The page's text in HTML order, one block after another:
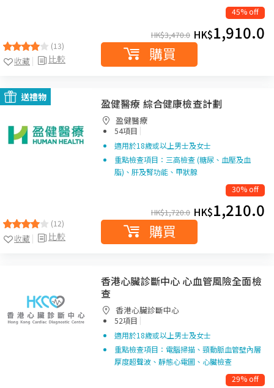
(13)
比較
收藏
45% off
HK$3,470.0 HK$1,910.0
購買
送禮物
(12)
比較
收藏
盈健醫療 綜合健康檢查計劃
盈健醫療
54項目 |
適用於18歲或以上男士及女士
重點檢查項目：三高檢查 (糖尿、血壓及血
脂)、肝及腎功能、甲狀腺
30% off
HK$1,720.0 HK$1,210.0
購買
香港心臟診斷中心 心血管風險全面檢
查
香港心臟診斷中心
52項目 |
適用於18歲或以上男士及女士
重點檢查項目：電腦掃描、頸動脈血管壁內層
厚度超聲波、靜態心電圖、心臟檢查
29% off